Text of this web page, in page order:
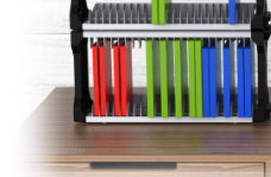
经销商